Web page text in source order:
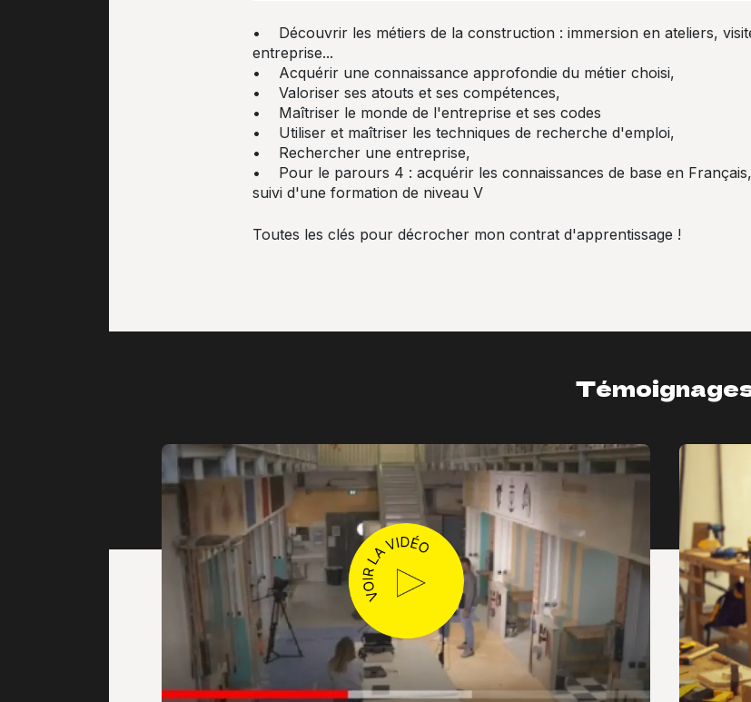
• Découvrir les métiers de la construction : immersion en ateliers,
entreprise...
• Acquérir une connaissance approfondie du métier choisi,
• Valoriser ses atouts et ses compétences,
• Maîtriser le monde de l'entreprise et ses codes
• Utiliser et maîtriser les techniques de recherche d'emploi,
• Rechercher une entreprise,
• Pour le parours 4 : acquérir les connaissances de base en
suivi d'une formation de niveau V
Toutes les clés pour décrocher mon contrat d'apprentissage !